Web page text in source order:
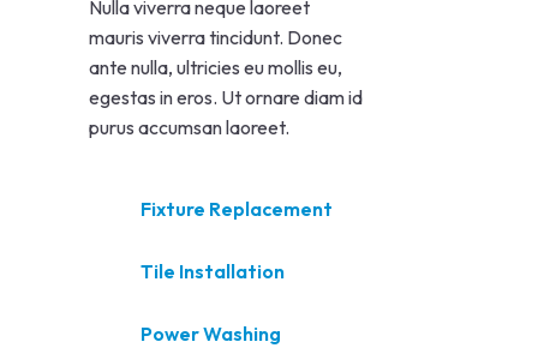
Nulla viverra neque laoreet
mauris viverra tincidunt. Donec
ante nulla, ultricies eu mollis eu,
egestas in eros. Ut ornare diam id
purus accumsan laoreet.
Fixture Replacement
Tile Installation
Power Washing